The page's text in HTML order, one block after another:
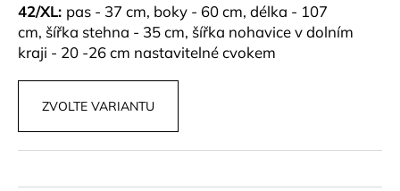
42/XL: pas - 37 cm, boky - 60 cm, délka - 107
cm, šířka stehna - 35 cm, šířka nohavice v dolním
kraji - 20 -26 cm nastavitelné cvokem
ZVOLTE VARIANTU